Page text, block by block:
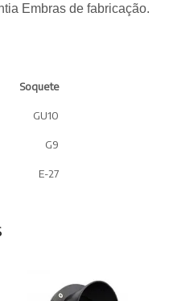
Embras de fabricação.
Soquete
GU10
G9
E-27